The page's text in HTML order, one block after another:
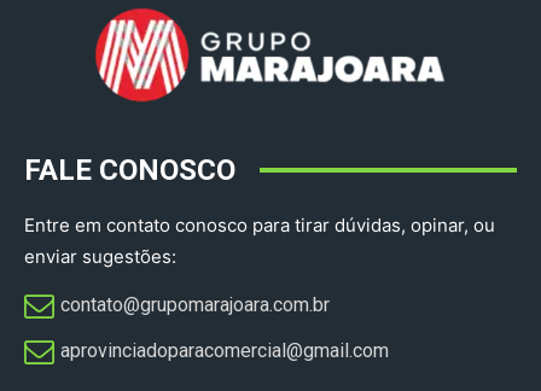
FALE CONOSCO
Entre em contato conosco para tirar dúvidas, opinar, ou
enviar sugestões:
contato@grupomarajoara.com.br
aprovinciadoparacomercial@gmail.com​